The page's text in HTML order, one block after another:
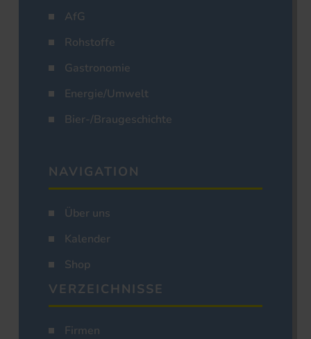
AfG
Rohstoffe
Gastronomie
Energie/Umwelt
Bier-/Braugeschichte
NAVIGATION
Über uns
Kalender
Shop
VERZEICHNISSE
Firmen